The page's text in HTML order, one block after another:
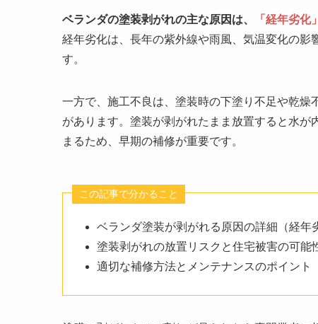
ベランダの塗装剥がれの主な原因は、 「経年劣化
経年劣化は、長年の紫外線や雨風、気温変化の影
す。
一方で、施工不良は、塗装時の下塗り不足や乾燥
があります。塗装が剥がれたまま放置すると水
まるため、早期の補修が重要です。
この記事で分かること
ベランダ塗装が剥がれる原因の詳細（経年
塗装剥がれの放置リスクと住宅被害の可能
適切な補修方法とメンテナンスのポイント